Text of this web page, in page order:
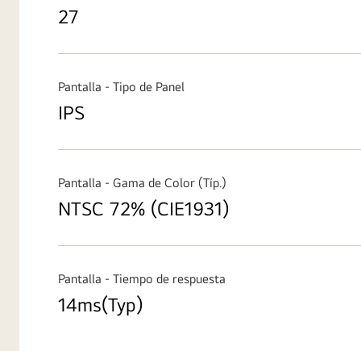
27
Pantalla - Tipo de Panel
IPS
Pantalla - Gama de Color (Típ.)
NTSC 72% (CIE1931)
Pantalla - Tiempo de respuesta
14ms(Typ)